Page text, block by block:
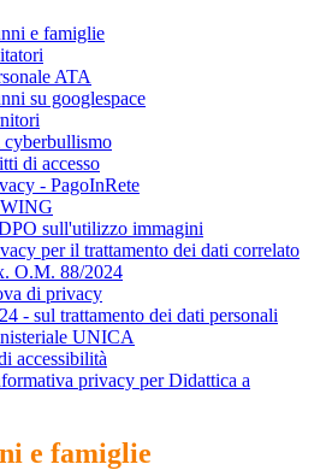
e famiglie
ATA
su googlespace
di accesso
- PagoInRete
sull'utilizzo immagini
per il trattamento dei dati correlato
O.M. 88/2024
di privacy
- sul trattamento dei dati personali
UNICA
accessibilità
privacy per Didattica a
e famiglie